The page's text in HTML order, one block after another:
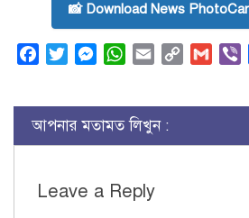
📸 Download News
FacebookTwitterMessenger
WhatsApp
Email
Copy
Gmail
আপনার মতামত লিখুন :
Leave a Reply